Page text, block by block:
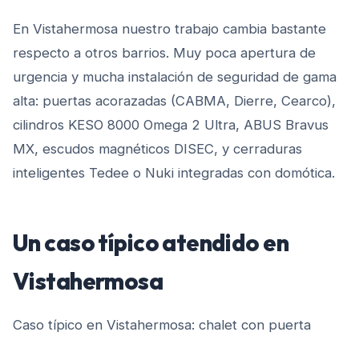
En Vistahermosa nuestro trabajo cambia bastante
respecto a otros barrios. Muy poca apertura de
urgencia y mucha instalación de seguridad de gama
alta: puertas acorazadas (CABMA, Dierre, Cearco),
cilindros KESO 8000 Omega 2 Ultra, ABUS Bravus
MX, escudos magnéticos DISEC, y cerraduras
inteligentes Tedee o Nuki integradas con domótica.
Un caso típico atendido en
Vistahermosa
Caso típico en Vistahermosa: chalet con puerta